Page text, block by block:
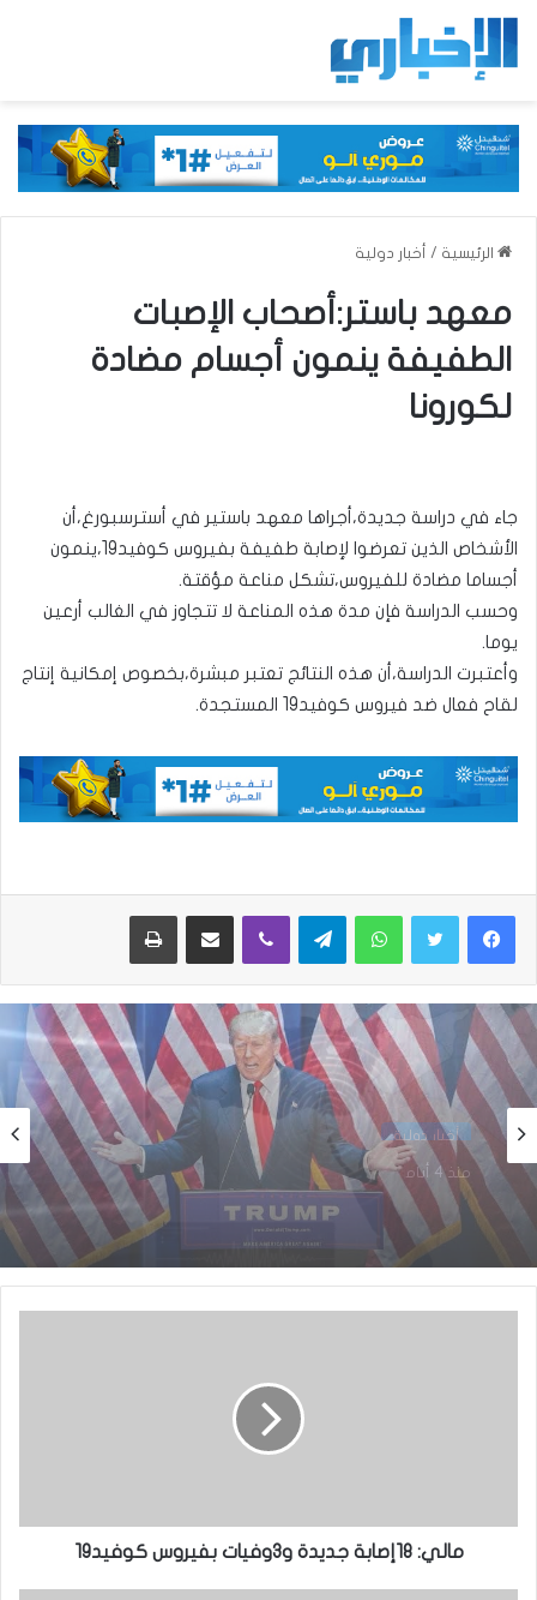
الرئيسية / أخبار دولية
معهد باستر:أصحاب الإصبات
الطفيفة ينمون أجسام مضادة
لكورونا
جاء في دراسة جديدة،أجراها معهد باستير في أسترسبورغ،أن
الأشخاص الذين تعرضوا لإصابة طفيفة بفيروس كوفيد19،ينمون
أجساما مضادة للفيروس،تشكل مناعة مؤقتة.
وحسب الدراسة فإن مدة هذه المناعة لا تتجاوز في الغالب أرعين
يوما.
وأعتبرت الدراسة،أن هذه النتائج تعتبر مبشرة،بخصوص إمكانية إنتاج
لقاح فعال ضد فيروس كوفيد19 المستجدة.
واتساب تيلقرام ڤايبر مشاركة عبر البريد طباعة
أخبار دولية
منذ 4 أيام
مصر:حدوث زلزال بقوة 5,6 درجات
أخبار دولية
منذ أسبوع واحد
الولايات المتحدة تعلق خدمات التأشيرات في
نواكشوط و 22 دولة إفريقية اعتبارًا من 1 أغسطس
مالي: 18إصابة جديدة و3وفيات بفيروس كوفيد19